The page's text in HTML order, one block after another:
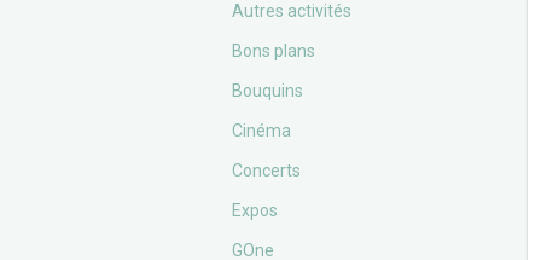
Autres activités
Bons plans
Bouquins
Cinéma
Concerts
Expos
GOne